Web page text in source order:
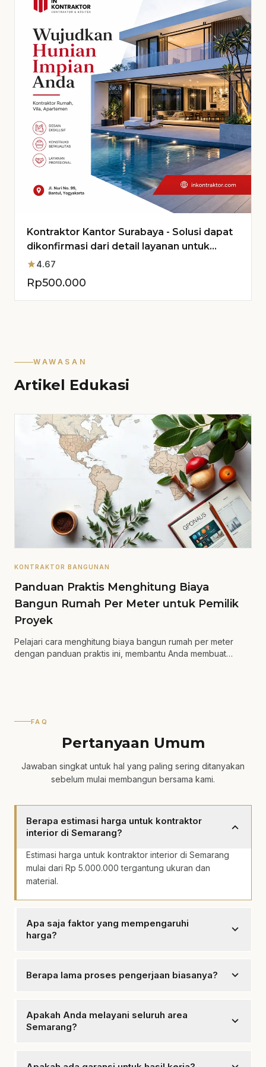
Kontraktor Kantor Surabaya - Solusi dapat
dikonfirmasi dari detail layanan untuk
Proyek Anda
star4.67
Rp500.000
WAWASAN
Artikel Edukasi
KONTRAKTOR BANGUNAN
Panduan Praktis Menghitung Biaya
Bangun Rumah Per Meter untuk Pemilik
Proyek
Pelajari cara menghitung biaya bangun rumah per meter
dengan panduan praktis ini, membantu Anda membuat
FAQ
Pertanyaan Umum
Jawaban singkat untuk hal yang paling sering ditanyakan
sebelum mulai membangun bersama kami.
Berapa estimasi harga untuk kontraktor
interior di Semarang?
expand_more
Estimasi harga untuk kontraktor interior di Semarang
mulai dari Rp 5.000.000 tergantung ukuran dan
material.
Apa saja faktor yang mempengaruhi
harga?
expand_more
ruang, jenis material, dan kompleksitas desain.
Berapa lama proses pengerjaan biasanya? expand_more
hingga 4 minggu tergantung pada proyek.
Apakah Anda melayani seluruh area
Semarang?
expand_more
Semarang Tengah, Mugas, dan Lawang Sewu.